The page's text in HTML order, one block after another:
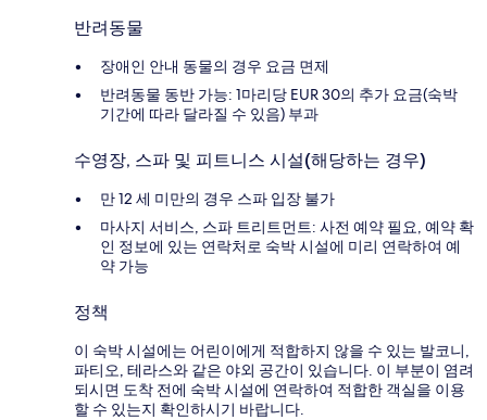
반려동물
장애인 안내 동물의 경우 요금 면제
반려동물 동반 가능: 1마리당 EUR 30의 추가 요금(숙박
기간에 따라 달라질 수 있음) 부과
수영장, 스파 및 피트니스 시설(해당하는 경우)
만 12 세 미만의 경우 스파 입장 불가
마사지 서비스, 스파 트리트먼트: 사전 예약 필요, 예약 확
인 정보에 있는 연락처로 숙박 시설에 미리 연락하여 예
약 가능
정책
이 숙박 시설에는 어린이에게 적합하지 않을 수 있는 발코니,
파티오, 테라스와 같은 야외 공간이 있습니다. 이 부분이 염려
되시면 도착 전에 숙박 시설에 연락하여 적합한 객실을 이용
할 수 있는지 확인하시기 바랍니다.